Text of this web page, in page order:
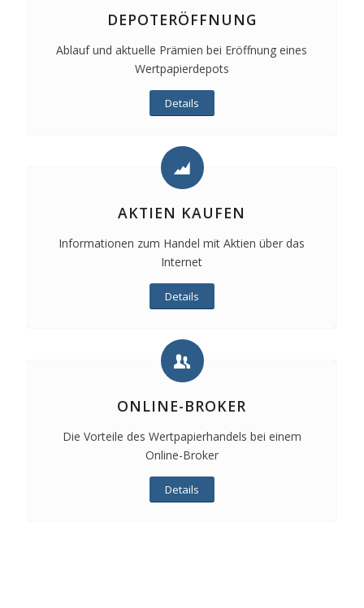
DEPOTERÖFFNUNG
Ablauf und aktuelle Prämien bei Eröffnung eines
Wertpapierdepots
Details
AKTIEN KAUFEN
Informationen zum Handel mit Aktien über das
Internet
Details
ONLINE-BROKER
Die Vorteile des Wertpapierhandels bei einem
Online-Broker
Details